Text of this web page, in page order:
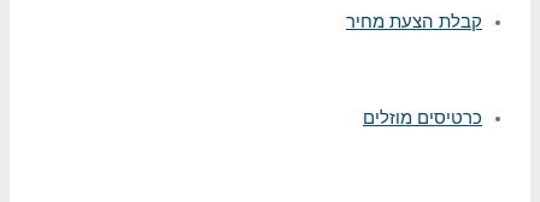
קבלת הצעת מחיר
כרטיסים מוזלים